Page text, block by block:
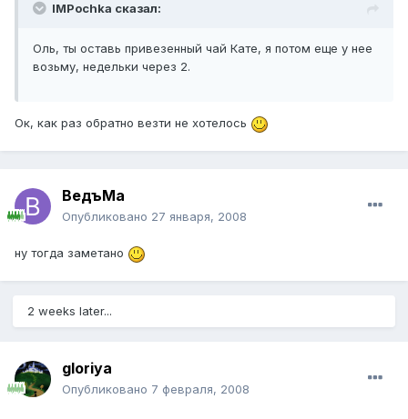
IMPochka сказал:
Оль, ты оставь привезенный чай Кате, я потом еще у нее
возьму, недельки через 2.
Ок, как раз обратно везти не хотелось
ВедъМа
Опубликовано 27 января, 2008
ну тогда заметано
2 weeks later...
gloriya
Опубликовано 7 февраля, 2008